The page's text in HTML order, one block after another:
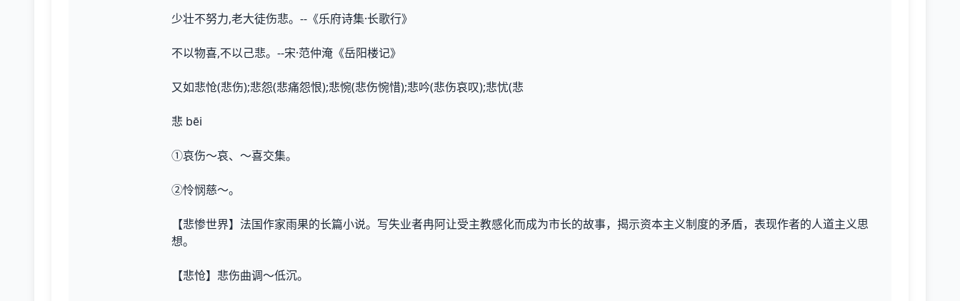
少壮不努力,老大徒伤悲。--《乐府诗集·长歌行》
不以物喜,不以己悲。--宋·范仲淹《岳阳楼记》
又如悲怆(悲伤);悲怨(悲痛怨恨);悲惋(悲伤惋惜);悲吟(悲伤哀叹);悲忧(悲
悲 bēi
①哀伤～哀、～喜交集。
②怜悯慈～。
【悲惨世界】法国作家雨果的长篇小说。写失业者冉阿让受主教感化而成为市长的故事，揭示资本主义制度的矛盾，表现作者的人道主义思
想。
【悲怆】悲伤曲调～低沉。